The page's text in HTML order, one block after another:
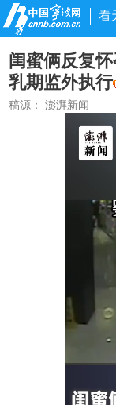
看
闺蜜俩反复
乳期监外执行
稿源：澎湃新闻